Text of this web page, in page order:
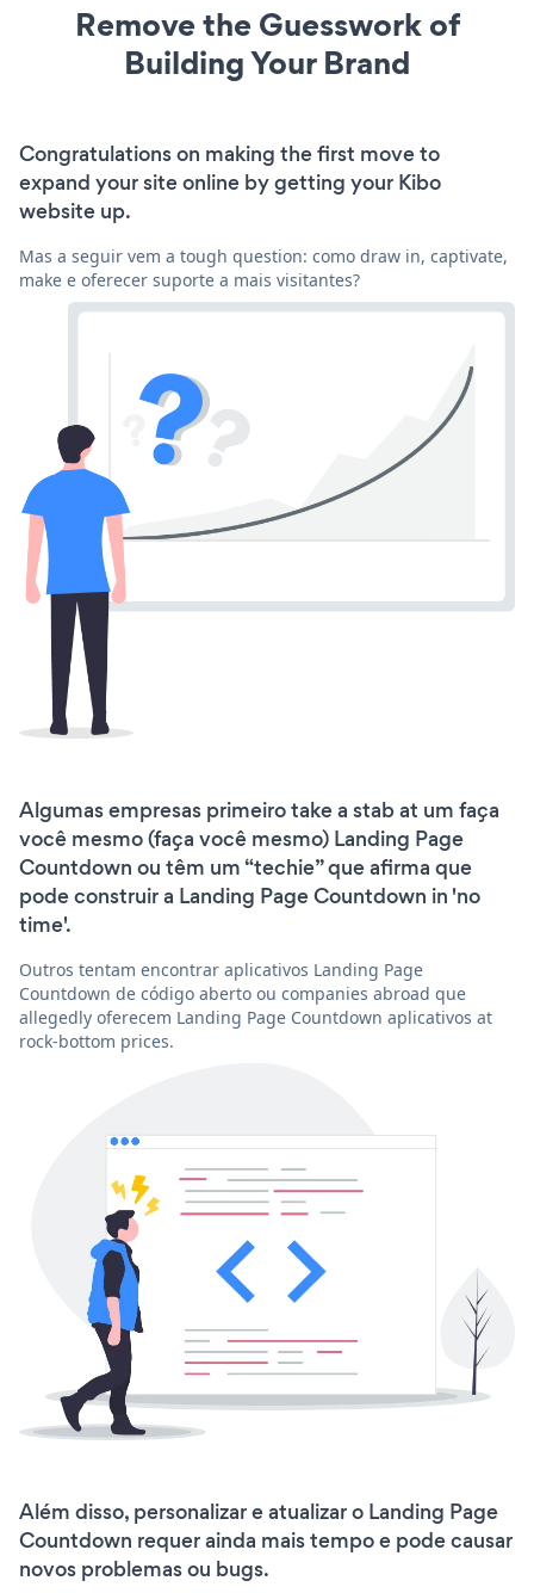
Remove the Guesswork of
Building Your Brand
Congratulations on making the first move to
expand your site online by getting your Kibo
website up.
Mas a seguir vem a tough question: como draw in, captivate,
make e oferecer suporte a mais visitantes?
Algumas empresas primeiro take a stab at um faça
você mesmo (faça você mesmo) Landing Page
Countdown ou têm um “techie” que afirma que
pode construir a Landing Page Countdown in 'no
time'.
Outros tentam encontrar aplicativos Landing Page
Countdown de código aberto ou companies abroad que
allegedly oferecem Landing Page Countdown aplicativos at
rock-bottom prices.
Além disso, personalizar e atualizar o Landing Page
Countdown requer ainda mais tempo e pode causar
novos problemas ou bugs.